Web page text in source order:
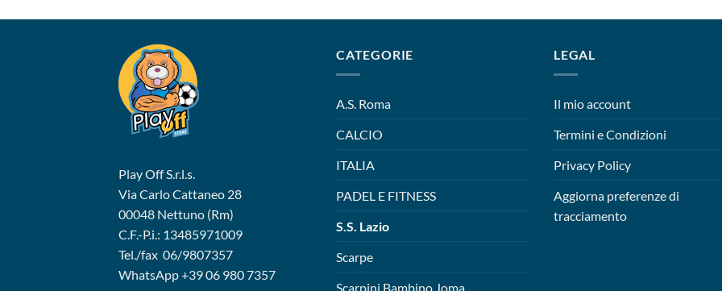
Play Off S.r.l.s.
Via Carlo Cattaneo 28
00048 Nettuno (Rm)
C.F.-P.i.: 13485971009
Tel./fax 06/9807357
WhatsApp+39 06 980 7357
CATEGORIE
A.S. Roma
CALCIO
ITALIA
PADEL E FITNESS
S.S. Lazio
Scarpe
Scarpini Bambino Joma
LEGAL
Il mio account
Termini e Condizioni
Privacy Policy
Aggiorna preferenze di
tracciamento